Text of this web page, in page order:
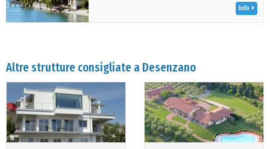
Info
Altre strutture consigliate a Desenzano